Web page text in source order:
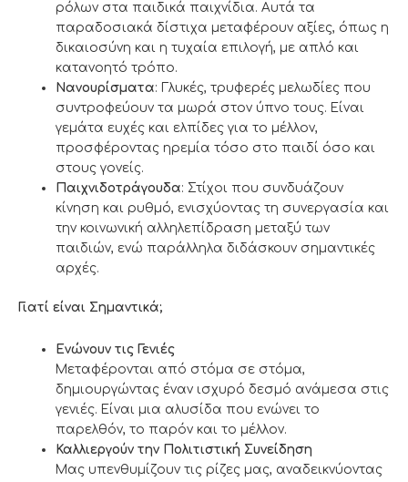
ρόλων στα παιδικά παιχνίδια. Αυτά τα
παραδοσιακά δίστιχα μεταφέρουν αξίες, όπως η
δικαιοσύνη και η τυχαία επιλογή, με απλό και
κατανοητό τρόπο.
Νανουρίσματα: Γλυκές, τρυφερές μελωδίες που
συντροφεύουν τα μωρά στον ύπνο τους. Είναι
γεμάτα ευχές και ελπίδες για το μέλλον,
προσφέροντας ηρεμία τόσο στο παιδί όσο και
στους γονείς.
Παιχνιδοτράγουδα: Στίχοι που συνδυάζουν
κίνηση και ρυθμό, ενισχύοντας τη συνεργασία και
την κοινωνική αλληλεπίδραση μεταξύ των
παιδιών, ενώ παράλληλα διδάσκουν σημαντικές
αρχές.
Γιατί είναι Σημαντικά;
Ενώνουν τις Γενιές
Μεταφέρονται από στόμα σε στόμα,
δημιουργώντας έναν ισχυρό δεσμό ανάμεσα στις
γενιές. Είναι μια αλυσίδα που ενώνει το
παρελθόν, το παρόν και το μέλλον.
Καλλιεργούν την Πολιτιστική Συνείδηση
Μας υπενθυμίζουν τις ρίζες μας, αναδεικνύοντας